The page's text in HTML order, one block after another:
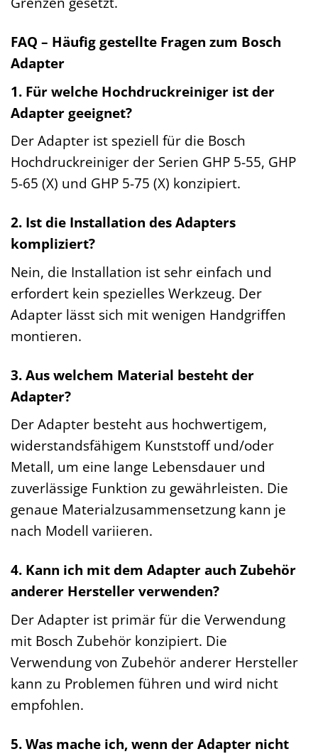
FAQ – Häufig gestellte Fragen zum Bosch
Adapter
1. Für welche Hochdruckreiniger ist der
Adapter geeignet?
Der Adapter ist speziell für die Bosch
Hochdruckreiniger der Serien GHP 5-55, GHP
5-65 (X) und GHP 5-75 (X) konzipiert.
2. Ist die Installation des Adapters
kompliziert?
Nein, die Installation ist sehr einfach und
erfordert kein spezielles Werkzeug. Der
Adapter lässt sich mit wenigen Handgriffen
montieren.
3. Aus welchem Material besteht der
Adapter?
Der Adapter besteht aus hochwertigem,
widerstandsfähigem Kunststoff und/oder
Metall, um eine lange Lebensdauer und
zuverlässige Funktion zu gewährleisten. Die
genaue Materialzusammensetzung kann je
nach Modell variieren.
4. Kann ich mit dem Adapter auch Zubehör
anderer Hersteller verwenden?
Der Adapter ist primär für die Verwendung
mit Bosch Zubehör konzipiert. Die
Verwendung von Zubehör anderer Hersteller
kann zu Problemen führen und wird nicht
empfohlen.
5. Was mache ich, wenn der Adapter nicht